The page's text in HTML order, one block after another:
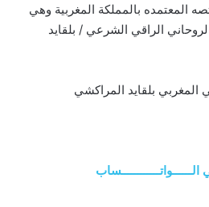
المعتمده بالمملكة المغربية وهي
الراقي الشرعي / بلقايد
المغربي بلقايد المراكشي
الــــــواتــــــــــــساب